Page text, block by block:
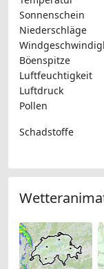
Sonnenschein
Niederschläge
Böenspitze
Luftfeuchtigkeit
Luftdruck
Pollen
Schadstoffe